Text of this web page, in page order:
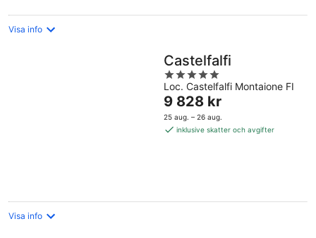
Visa info
Castelfalfi
5
out
of
5
Loc. Castelfalfi Montaione FI
Priset
är
9 828 kr
9 828 kr
25 aug. – 26 aug.
inklusive skatter och avgifter
Visa info